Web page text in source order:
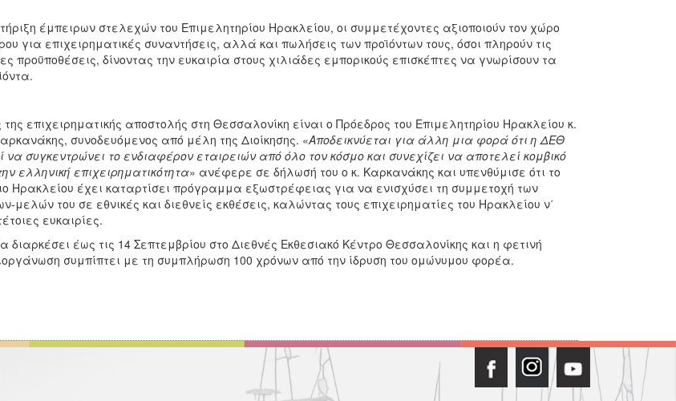
έμπειρων στελεχών του Επιμελητηρίου Ηρακλείου, οι συμμετέχοντες αξιοποιούν τον χώρο
για επιχειρηματικές συναντήσεις, αλλά και πωλήσεις των προϊόντων τους, όσοι πληρούν τις
προϋποθέσεις, δίνοντας την ευκαιρία στους χιλιάδες εμπορικούς επισκέπτες να γνωρίσουν τα
επιχειρηματικής αποστολής στη Θεσσαλονίκη είναι ο Πρόεδρος του Επιμελητηρίου Ηρακλείου κ.
συνοδευόμενος από μέλη της Διοίκησης. «Αποδεικνύεται για άλλη μια φορά ότι η ΔΕΘ
να συγκεντρώνει το ενδιαφέρον εταιρειών από όλο τον κόσμο και συνεχίζει να αποτελεί κομβικό
ελληνική επιχειρηματικότητα» ανέφερε σε δήλωσή του ο κ. Καρκανάκης και υπενθύμισε ότι το
Ηρακλείου έχει καταρτίσει πρόγραμμα εξωστρέφειας για να ενισχύσει τη συμμετοχή των
μελών του σε εθνικές και διεθνείς εκθέσεις, καλώντας τους επιχειρηματίες του Ηρακλείου ν΄
ευκαιρίες.
διαρκέσει έως τις 14 Σεπτεμβρίου στο Διεθνές Εκθεσιακό Κέντρο Θεσσαλονίκης και η φετινή
συμπίπτει με τη συμπλήρωση 100 χρόνων από την ίδρυση του ομώνυμου φορέα.